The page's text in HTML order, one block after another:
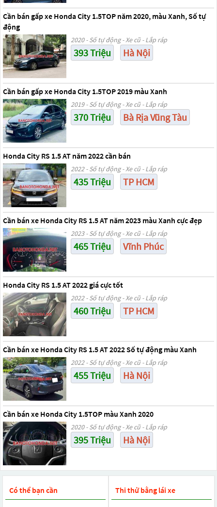
Cần bán gấp xe Honda City 1.5TOP năm 2020, màu Xanh, Số tự
động
2020 - Số tự động - Xe cũ - Lắp ráp
393 Triệu Hà Nội
Cần bán gấp xe Honda City 1.5TOP 2019 màu Xanh
2019 - Số tự động - Xe cũ - Lắp ráp
370 Triệu Bà Rịa Vũng Tàu
Honda City RS 1.5 AT năm 2022 cần bán
2022 - Số tự động - Xe cũ - Lắp ráp
435 Triệu TP HCM
Cần bán xe Honda City RS 1.5 AT năm 2023 màu Xanh cực đẹp
2023 - Số tự động - Xe cũ - Lắp ráp
465 Triệu Vĩnh Phúc
Honda City RS 1.5 AT 2022 giá cực tốt
2022 - Số tự động - Xe cũ - Lắp ráp
460 Triệu TP HCM
Cần bán xe Honda City RS 1.5 AT 2022 Số tự động màu Xanh
2022 - Số tự động - Xe cũ - Lắp ráp
455 Triệu Hà Nội
Cần bán xe Honda City 1.5TOP màu Xanh 2020
2020 - Số tự động - Xe cũ - Lắp ráp
395 Triệu Hà Nội
Có thể bạn cần Thi thử bằng lái xe